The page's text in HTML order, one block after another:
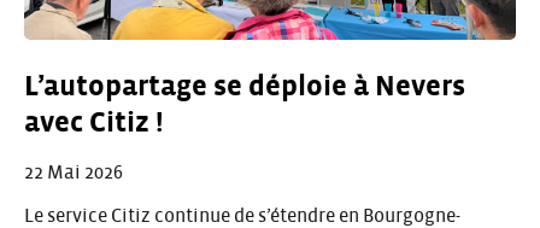
L’autopartage se déploie à Nevers
avec Citiz !
22 Mai 2026
Le service Citiz continue de s’étendre en Bourgogne-